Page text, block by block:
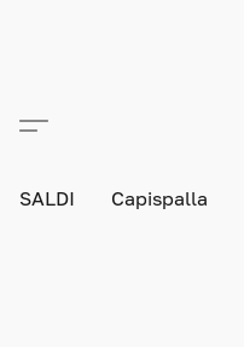
SALDI Capispalla